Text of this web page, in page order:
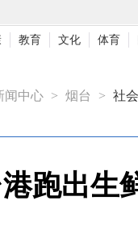
教育 文化 体育
闻中心 > 烟台 > 社
跑出生